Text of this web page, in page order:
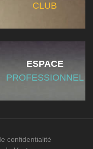
CLUB
ESPACE
PROFESSIONNEL
confidentialité